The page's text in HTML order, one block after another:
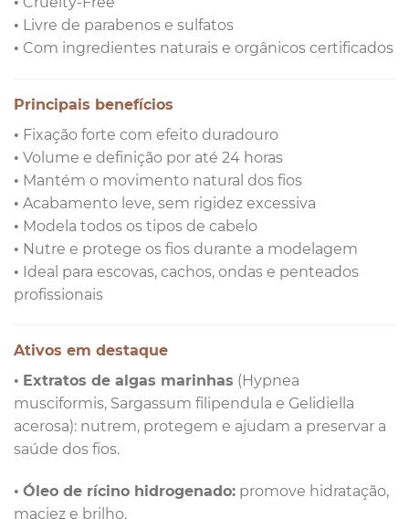
• Livre de parabenos e sulfatos
• Com ingredientes naturais e orgânicos certificados
Principais benefícios
• Fixação forte com efeito duradouro
• Volume e definição por até 24 horas
• Mantém o movimento natural dos fios
• Acabamento leve, sem rigidez excessiva
• Modela todos os tipos de cabelo
• Nutre e protege os fios durante a modelagem
• Ideal para escovas, cachos, ondas e penteados
profissionais
Ativos em destaque
• Extratos de algas marinhas (Hypnea
musciformis, Sargassum filipendula e Gelidiella
acerosa): nutrem, protegem e ajudam a preservar a
saúde dos fios.
• Óleo de rícino hidrogenado: promove hidratação,
maciez e brilho.